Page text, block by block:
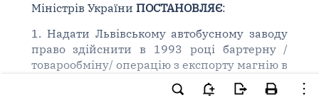
Міністрів України ПОСТАНОВЛЯЄ:
1. Надати Львівському автобусному заводу
право здійснити в 1993 році бартерну /
товарообміну/ операцію з експорту магнію в
Угорщину в обсязі 1500 тонн у межах
галузевого державного замовлення